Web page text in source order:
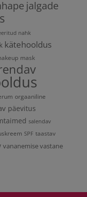
jalgade
nahk
kätehooldus
mask
orgaaniline
päevitus
salendav
SPF taastav
vananemise vastane